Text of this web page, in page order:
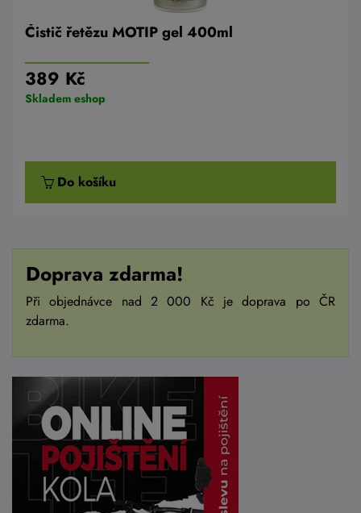
Čistič řetězu MOTIP gel 400ml
389 Kč
Skladem eshop
Do košíku
Doprava zdarma!
Při objednávce nad 2 000 Kč je doprava po ČR
zdarma.